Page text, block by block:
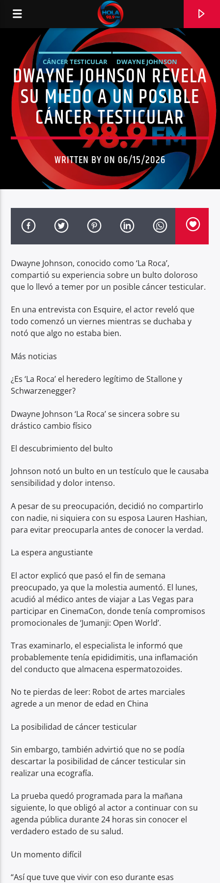
RADIO HOLA
0:00
Radio hola
CÁNCER TESTICULAR
DWAYNE JOHNSON
EPIDIDIMITIS EN HOMBRES
NOTICIAS
SALUD
TENDENCIAS
DWAYNE JOHNSON REVELA
SU MIEDO A UN POSIBLE
CÁNCER TESTICULAR
WRITTEN BY ON 06/15/2026
Dwayne Johnson, conocido como ‘La Roca’,
compartió su experiencia sobre un bulto doloroso
que lo llevó a temer por un posible cáncer testicular.
En una entrevista con Esquire, el actor reveló que
todo comenzó un viernes mientras se duchaba y
notó que algo no estaba bien.
Más noticias
¿Es ‘La Roca’ el heredero legítimo de Stallone y
Schwarzenegger?
Dwayne Johnson ‘La Roca’ se sincera sobre su
drástico cambio físico
El descubrimiento del bulto
Johnson notó un bulto en un testículo que le causaba
sensibilidad y dolor intenso.
A pesar de su preocupación, decidió no compartirlo
con nadie, ni siquiera con su esposa Lauren Hashian,
para evitar preocuparla antes de conocer la verdad.
La espera angustiante
El actor explicó que pasó el fin de semana
preocupado, ya que la molestia aumentó. El lunes,
acudió al médico antes de viajar a Las Vegas para
participar en CinemaCon, donde tenía compromisos
promocionales de ‘Jumanji: Open World’.
Tras examinarlo, el especialista le informó que
probablemente tenía epididimitis, una inflamación
del conducto que almacena espermatozoides.
No te pierdas de leer: Robot de artes marciales
agrede a un menor de edad en China
La posibilidad de cáncer testicular
Sin embargo, también advirtió que no se podía
descartar la posibilidad de cáncer testicular sin
realizar una ecografía.
La prueba quedó programada para la mañana
siguiente, lo que obligó al actor a continuar con su
agenda pública durante 24 horas sin conocer el
verdadero estado de su salud.
Un momento difícil
“Así que tuve que vivir con eso durante esas